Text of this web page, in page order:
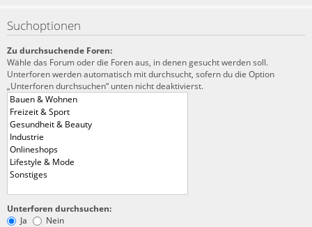
Suchoptionen
Zu durchsuchende Foren:
Wähle das Forum oder die Foren aus, in denen gesucht werden soll.
Unterforen werden automatisch mit durchsucht, sofern du die Option
„Unterforen durchsuchen“ unten nicht deaktivierst.
Unterforen durchsuchen:
Ja
Nein